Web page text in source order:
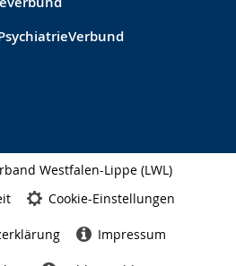
Westfalen-Lippe (LWL)
Cookie-Einstellungen
Impressum